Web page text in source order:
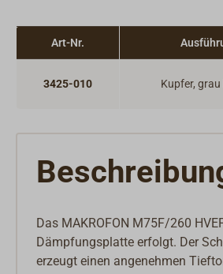
Art-Nr.
3425-010 Kupfer,
Das MAKROFON M75F/260
Dämpfungsplatte erfolgt. Der
erzeugt einen angenehmen